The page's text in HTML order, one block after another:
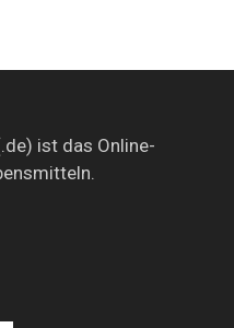
ist das Online-